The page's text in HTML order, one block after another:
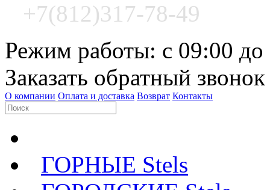
+7(812)317-78-49
Режим работы: с 09:00 до
Заказать обратный звонок
О компании Оплата и доставка Возврат Контакты
ГОРНЫЕ Stels